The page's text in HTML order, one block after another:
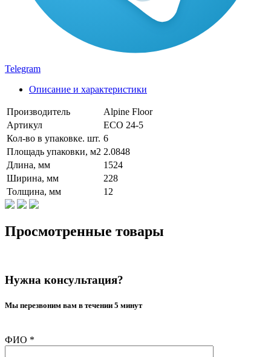
Telegram
Описание и характеристики
Производитель
Alpine Floor
Артикул
ECO 24-5
Кол-во в упаковке. шт. 6
Площадь упаковки, м2 2.0848
Длина, мм
1524
Ширина, мм
228
Толщина, мм
12
Просмотренные товары
Нужна консультация?
Мы перезвоним вам в течении 5 минут
ФИО *